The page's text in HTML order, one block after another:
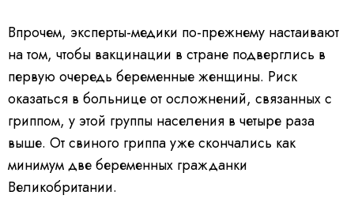
Впрочем, эксперты-медики по-прежнему настаивают
на том, чтобы вакцинации в стране подверглись в
первую очередь беременные женщины. Риск
оказаться в больнице от осложнений, связанных с
гриппом, у этой группы населения в четыре раза
выше. От свиного гриппа уже скончались как
минимум две беременных гражданки
Великобритании.